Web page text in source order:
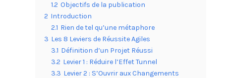
1.2 Objectifs de la publication
2 Introduction
2.1 Rien de tel qu’une métaphore
3 Les 8 Leviers de Réussite Agiles
3.1 Définition d’un Projet Réussi
3.2 Levier 1 : Réduire l’Effet Tunnel
3.3 Levier 2 : S’Ouvrir aux Changements